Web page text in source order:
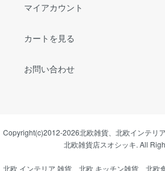
マイアカウント
カートを見る
お問い合わせ
Copyright(c)2012-2026北欧雑貨、北欧インテリ
北欧雑貨店スオシッキ. All
北欧 インテリア 雑貨 北欧 キッチン雑貨 北欧